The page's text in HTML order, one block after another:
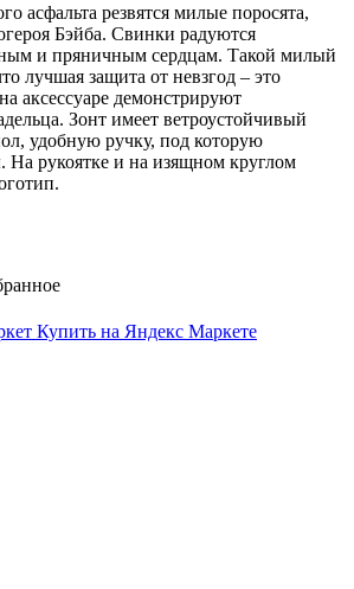
асфальта резвятся милые поросята,
Бэйба. Свинки радуются
и пряничным сердцам. Такой милый
лучшая защита от невзгод – это
аксессуаре демонстрируют
Зонт имеет ветроустойчивый
удобную ручку, под которую
На рукоятке и на изящном круглом
Купить на Яндекс Маркете